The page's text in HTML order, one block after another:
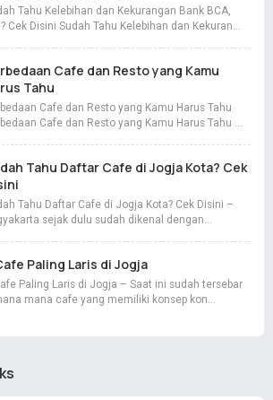
Tahu Kelebihan dan Kekurangan Bank BCA,
Cek Disini Sudah Tahu Kelebihan dan Kekuran…
Cafe dan Resto yang Kamu
Tahu
Cafe dan Resto yang Kamu Harus Tahu
Cafe dan Resto yang Kamu Harus Tahu …
Tahu Daftar Cafe di Jogja Kota? Cek
Tahu Daftar Cafe di Jogja Kota? Cek Disini –
sejak dulu sudah dikenal dengan…
Paling Laris di Jogja
Paling Laris di Jogja – Saat ini sudah tersebar
mana cafe yang memiliki konsep kon…